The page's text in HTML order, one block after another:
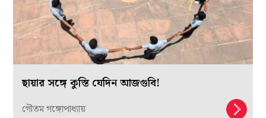
ছায়ার সঙ্গে কুস্তি যেদিন আজগুবি!
গৌতম গঙ্গোপাধ্যায়